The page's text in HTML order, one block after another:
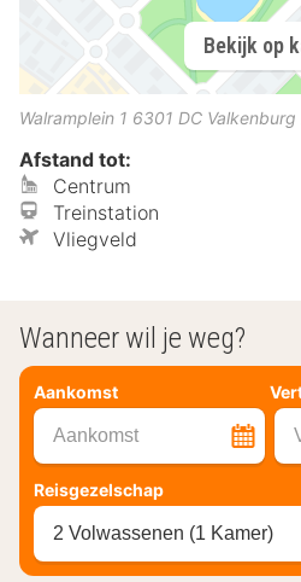
Bekijk op
Walramplein 1 6301 DC Valkenburg
Afstand tot:
Centrum
Treinstation
Vliegveld
Wanneer wil je weg?
Aankomst
Aankomst
Reisgezelschap
2 Volwassenen (1 Kamer)